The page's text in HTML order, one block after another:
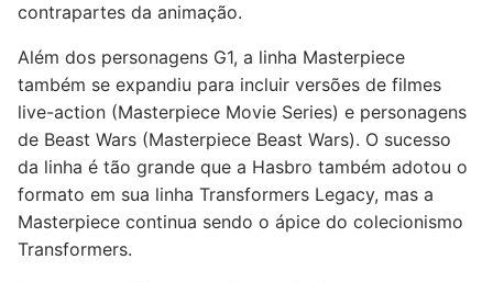
contrapartes da animação.
Além dos personagens G1, a linha Masterpiece
também se expandiu para incluir versões de filmes
live-action (Masterpiece Movie Series) e personagens
de Beast Wars (Masterpiece Beast Wars). O sucesso
da linha é tão grande que a Hasbro também adotou o
formato em sua linha Transformers Legacy, mas a
Masterpiece continua sendo o ápice do colecionismo
Transformers.